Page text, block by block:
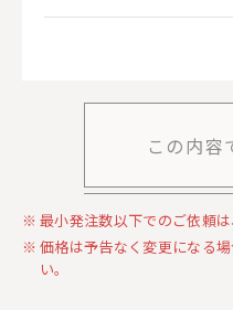
この内容
最小発注数以下でのご依頼
価格は予告なく変更になる
い。